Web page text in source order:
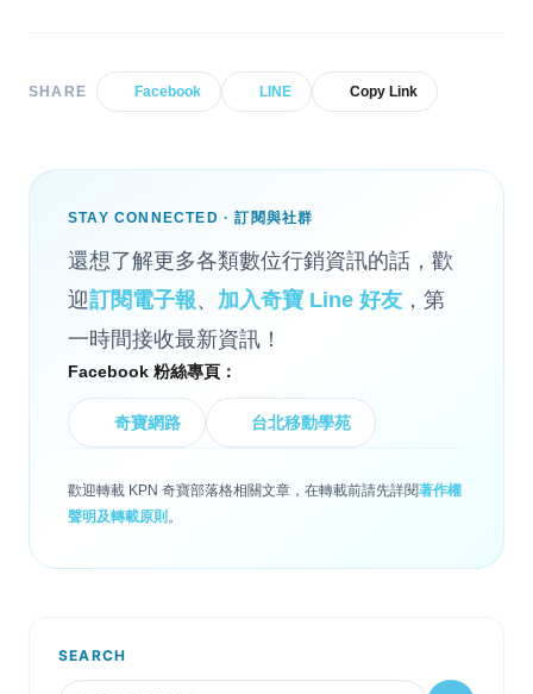
SHARE Facebook LINE Copy Link
STAY CONNECTED · 訂閱與社群
還想了解更多各類數位行銷資訊的話，歡
迎訂閱電子報、 加入奇寶 Line 好友 ，第
一時間接收最新資訊！
Facebook 粉絲專頁：
奇寶網路 台北移動學苑
歡迎轉載 KPN 奇寶部落格相關文章，在轉載前請先詳閱著作權
聲明及轉載原則 。
SEARCH